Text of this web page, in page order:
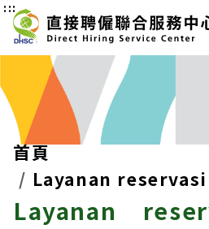
:::
首頁
Layanan
Layanan